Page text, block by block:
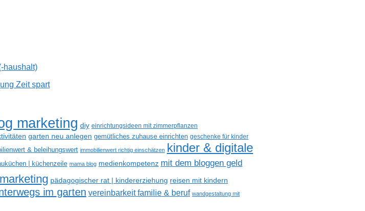
haushalt)
Zeit spart
marketing diy einrichtungsideen mit zimmerpflanzen
garten neu anlegen gemütliches zuhause einrichten geschenke für kinder
& beleihungswert immobilienwert richtig einschätzen kinder & digitale
| küchenzeile mama blog medienkompetenz mit dem bloggen geld
pädagogischer rat | kindererziehung reisen mit kindern
im garten vereinbarkeit familie & beruf wandgestaltung mit